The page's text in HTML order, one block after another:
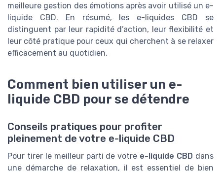
meilleure gestion des émotions après avoir utilisé un e-
liquide CBD. En résumé, les e-liquides CBD se
distinguent par leur rapidité d’action, leur flexibilité et
leur côté pratique pour ceux qui cherchent à se relaxer
efficacement au quotidien.
Comment bien utiliser un e-
liquide CBD pour se détendre
Conseils pratiques pour profiter
pleinement de votre e-liquide CBD
Pour tirer le meilleur parti de votre e-liquide CBD dans
une démarche de relaxation, il est essentiel de bien